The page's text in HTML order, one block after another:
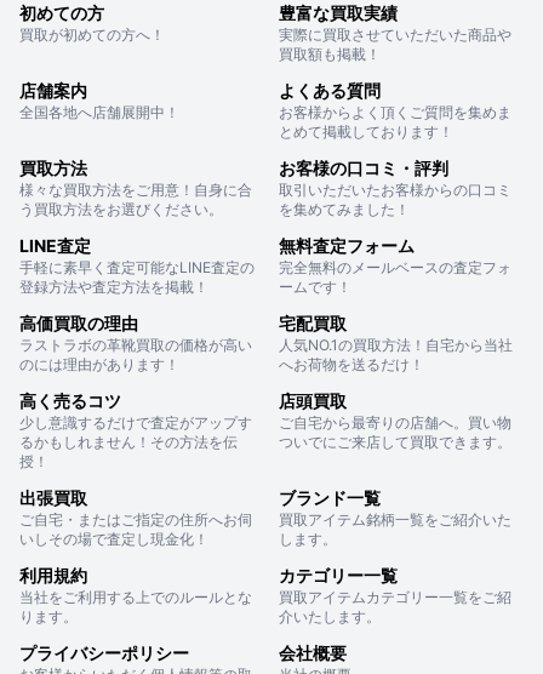
初めての方
買取が初めての方へ！
豊富な買取実績
実際に買取させていただいた商品や
買取額も掲載！
店舗案内
全国各地へ店舗展開中！
よくある質問
お客様からよく頂くご質問を集めま
とめて掲載しております！
買取方法
様々な買取方法をご用意！自身に合
う買取方法をお選びください。
お客様の口コミ・評判
取引いただいたお客様からの口コミ
を集めてみました！
LINE査定
手軽に素早く査定可能なLINE査定の
登録方法や査定方法を掲載！
無料査定フォーム
完全無料のメールベースの査定フォ
ームです！
高価買取の理由
ラストラボの革靴買取の価格が高い
のには理由があります！
宅配買取
人気NO.1の買取方法！自宅から当社
へお荷物を送るだけ！
高く売るコツ
少し意識するだけで査定がアップす
るかもしれません！その方法を伝
授！
店頭買取
ご自宅から最寄りの店舗へ。買い物
ついでにご来店して買取できます。
出張買取
ご自宅・またはご指定の住所へお伺
いしその場で査定し現金化！
ブランド一覧
買取アイテム銘柄一覧をご紹介いた
します。
利用規約
当社をご利用する上でのルールとな
ります。
カテゴリー一覧
買取アイテムカテゴリー一覧をご紹
介いたします。
プライバシーポリシー 会社概要